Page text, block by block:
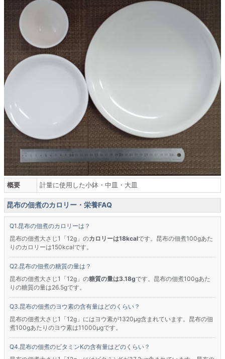
概要 計量に使用した小鉢・中皿・大皿
昆布の佃煮のカロリー・栄養FAQ
昆布の佃煮のカロリーは？
昆布の佃煮大さじ1「12g」のカロリーは18kcalです。昆布の佃煮100gあた
りのカロリーは150kcalです。
昆布の佃煮の糖質の量は？
昆布の佃煮大さじ1「12g」の糖質の量は3.18gです。昆布の佃煮100gあた
りの糖質の量は26.5gです。
昆布の佃煮のヨウ素の含有量はどのくらい？
昆布の佃煮大さじ1「12g」にはヨウ素が1320μg含まれています。昆布の佃
煮100gあたりのヨウ素は11000μgです。
昆布の佃煮のビタミンKの含有量はどのくらい？